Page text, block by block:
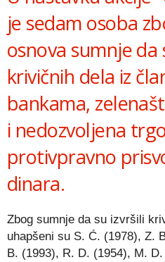
je sedam osoba
osnova sumnje da
krivičnih dela iz
bankama,
i nedozvoljena
protivpravno
dinara.
Zbog sumnje da su izvršili
uhapšeni su S. Ć. (1978), Z.
B. (1993), R. D. (1954), M.